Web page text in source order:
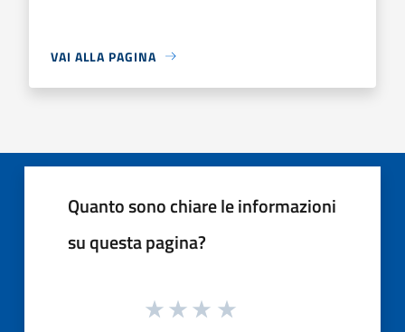
VAI ALLA PAGINA
Quanto sono chiare le informazioni
su questa pagina?